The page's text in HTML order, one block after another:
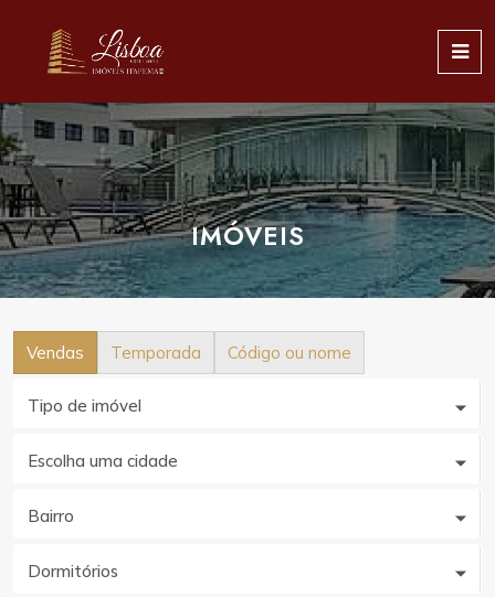
IMÓVEIS
Vendas Temporada Código ou nome
Tipo de imóvel
Escolha uma cidade
Bairro
Dormitórios